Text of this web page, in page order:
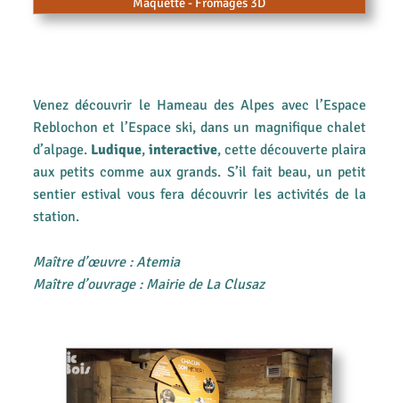
Venez découvrir le Hameau des Alpes avec l’Espace
Reblochon et l’Espace ski, dans un magnifique chalet
d’alpage. Ludique, interactive, cette découverte plaira
aux petits comme aux grands. S’il fait beau, un petit
sentier estival vous fera découvrir les activités de la
station.
Maître d’œuvre : Atemia
Maître d’ouvrage : Mairie de La Clusaz